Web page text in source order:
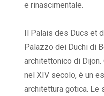
e rinascimentale.
Il Palais des Ducs et
Palazzo dei Duchi di
architettonico di
nel XIV secolo, è un
architettura gotica. Le